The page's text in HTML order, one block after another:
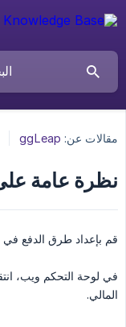
مقالات عن: ggLeap
نظرة عامة على
قم بإعداد طرق الدفع في
في لوحة التحكم ويب،
المالي.